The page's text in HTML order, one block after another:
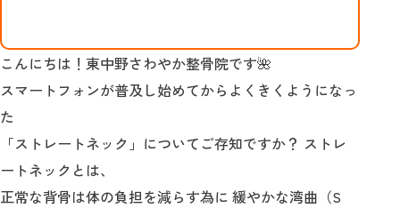
こんにちは！東中野さわやか整骨院です🌺
スマートフォンが普及し始めてからよくきくようになっ
た
「ストレートネック」についてご存知ですか？ ストレ
ートネックとは、
正常な背骨は体の負担を減らす為に 緩やかな湾曲（S